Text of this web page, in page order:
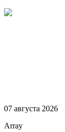
07 августа 2026
Array